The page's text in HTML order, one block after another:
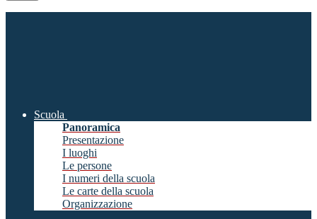
Scuola
Panoramica
Presentazione
I luoghi
Le persone
I numeri della scuola
Le carte della scuola
Organizzazione